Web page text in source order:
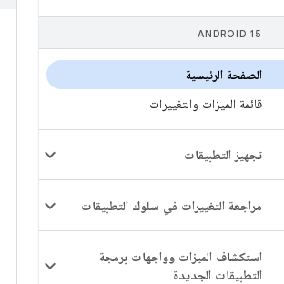
ANDROID 15
الصفحة الرئيسية
قائمة الميزات والتغييرات
تجهيز التطبيقات
مراجعة التغييرات في سلوك التطبيقات
استكشاف الميزات وواجهات برمجة
التطبيقات الجديدة